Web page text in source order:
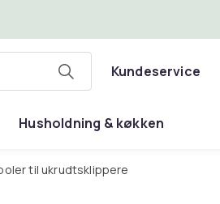
Kundeservice
Husholdning & køkken
til ukrudtsklippere